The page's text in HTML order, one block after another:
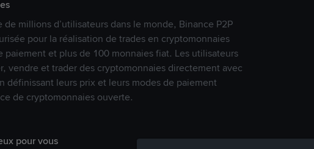
millions d’utilisateurs dans le monde, Binance P2P
pour la réalisation de trades en cryptomonnaies
paiement et plus de 100 monnaies fiat. Les utilisateurs
vendre et trader des cryptomonnaies directement avec
définissant leurs prix et leurs modes de paiement
de cryptomonnaies ouverte.
pour vous